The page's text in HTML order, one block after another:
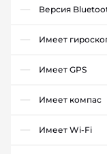
Версия
Имеет
Имеет GPS
Имеет компас
Имеет Wi-Fi